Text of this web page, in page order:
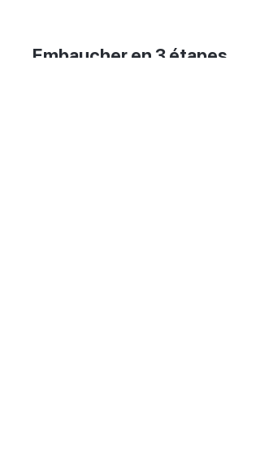
Embaucher en 3 étapes